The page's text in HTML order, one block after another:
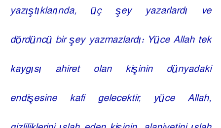
yazıştıklarında, üç şey yazarlardı ve
dördüncü bir şey yazmazlardı: Yüce Allah tek
kaygısı ahiret olan kişinin dünyadaki
endişesine kafi gelecektir, yüce Allah,